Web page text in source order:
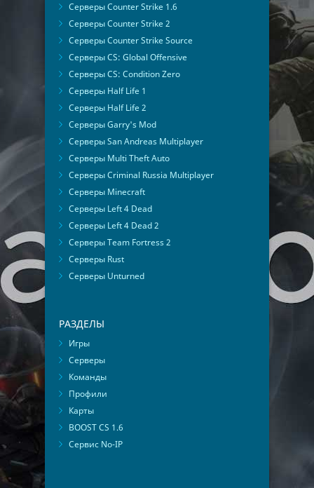
Серверы Counter Strike 1.6
Серверы Counter Strike 2
Серверы Counter Strike Source
Серверы CS: Global Offensive
Серверы CS: Condition Zero
Серверы Half Life 1
Серверы Half Life 2
Серверы Garry's Mod
Серверы San Andreas Multiplayer
Серверы Multi Theft Auto
Серверы Criminal Russia Multiplayer
Серверы Minecraft
Серверы Left 4 Dead
Серверы Left 4 Dead 2
Серверы Team Fortress 2
Серверы Rust
Серверы Unturned
РАЗДЕЛЫ
Игры
Серверы
Команды
Профили
Карты
BOOST CS 1.6
Сервис No-IP